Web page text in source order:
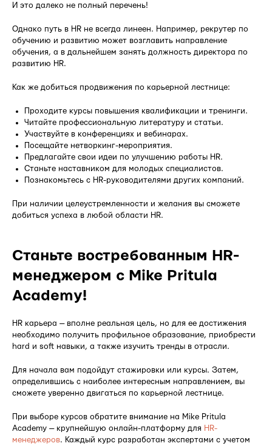
И это далеко не полный перечень!
Однако путь в HR не всегда линеен. Например, рекрутер по
обучению и развитию может возглавить направление
обучения, а в дальнейшем занять должность директора по
развитию HR.
Как же добиться продвижения по карьерной лестнице:
Проходите курсы повышения квалификации и тренинги.
Читайте профессиональную литературу и статьи.
Участвуйте в конференциях и вебинарах.
Посещайте нетворкинг-мероприятия.
Предлагайте свои идеи по улучшению работы HR.
Станьте наставником для молодых специалистов.
Познакомьтесь с HR-руководителями других компаний.
При наличии целеустремленности и желания вы сможете
добиться успеха в любой области HR.
Станьте востребованным HR-
менеджером с Mike Pritula
Academy!
HR карьера — вполне реальная цель, но для ее достижения
необходимо получить профильное образование, приобрести
hard и soft навыки, а также изучить тренды в отрасли.
Для начала вам подойдут стажировки или курсы. Затем,
определившись с наиболее интересным направлением, вы
сможете уверенно двигаться по карьерной лестнице.
При выборе курсов обратите внимание на Mike Pritula
Academy — крупнейшую онлайн-платформу для HR-
менеджеров. Каждый курс разработан экспертами с учетом